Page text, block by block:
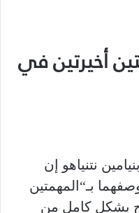
أخيرتين في
نتنياهو إن
بـ“المهمتين
بشكل كامل من